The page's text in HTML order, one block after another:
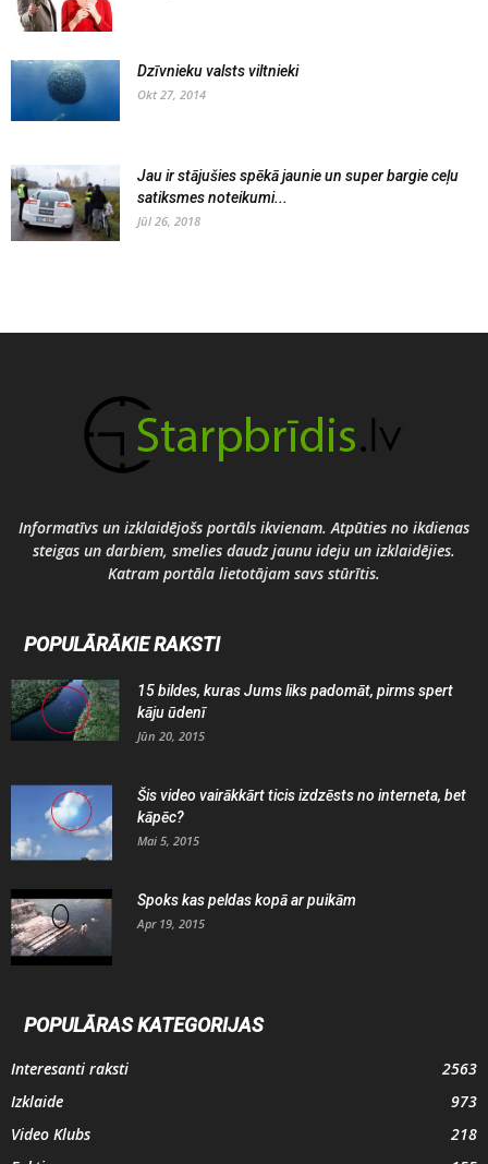
Dzīvnieku valsts viltnieki
Okt 27, 2014
Jau ir stājušies spēkā jaunie un super bargie ceļu
satiksmes noteikumi...
Jūl 26, 2018
Informatīvs un izklaidējošs portāls ikvienam. Atpūties no ikdienas
steigas un darbiem, smelies daudz jaunu ideju un izklaidējies.
Katram portāla lietotājam savs stūrītis.
POPULĀRĀKIE RAKSTI
15 bildes, kuras Jums liks padomāt, pirms spert
kāju ūdenī
Jūn 20, 2015
Šis video vairākkārt ticis izdzēsts no interneta, bet
kāpēc?
Mai 5, 2015
Spoks kas peldas kopā ar puikām
Apr 19, 2015
POPULĀRAS KATEGORIJAS
Interesanti raksti
2563
Izklaide
973
Video Klubs
218